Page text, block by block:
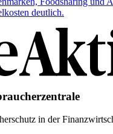
deutlich.
in der